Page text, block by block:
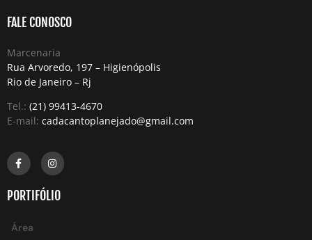
FALE CONOSCO
Marcenaria
Rua Arvoredo, 197 – Higienópolis
Rio de Janeiro – Rj
Tel.: (21) 99413-4670
E-mail: cadacantoplanejado@gmail.com
PORTIFÓLIO
Área